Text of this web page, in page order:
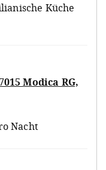
Küche
Modica RG,
Nacht